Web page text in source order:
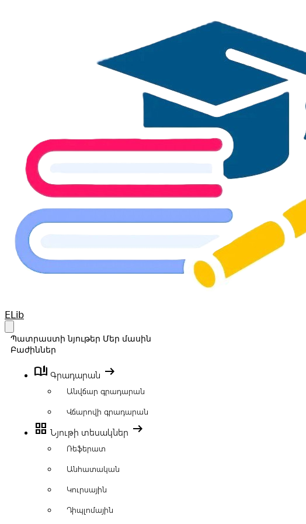
Your Company
ELib
Պատրաստի նյութեր Մեր մասին
Բաժիններ
book_ribbon Գրադարան arrow_right_alt
Անվճար գրադարան
Վճարովի գրադարան
grid_view Նյութի տեսակներ arrow_right_alt
Ռեֆերատ
Անհատական
Կուրսային
Դիպլոմային